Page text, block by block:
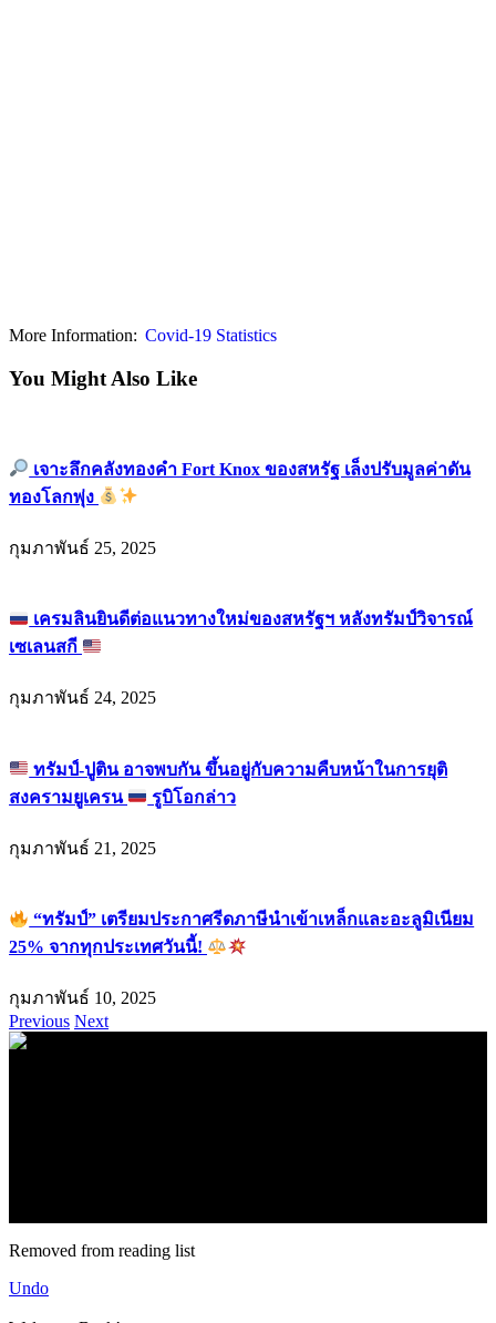
More Information: Covid-19 Statistics
You Might Also Like
เจาะลึกคลังทองคำ Fort Knox ของสหรัฐ เล็งปรับมูลค่าดัน
ทองโลกพุ่ง
กุมภาพันธ์ 25, 2025
เครมลินยินดีต่อแนวทางใหม่ของสหรัฐฯ หลังทรัมป์วิจารณ์
เซเลนสกี
กุมภาพันธ์ 24, 2025
ทรัมป์-ปูติน อาจพบกัน ขึ้นอยู่กับความคืบหน้าในการยุติ
สงครามยูเครน
รูบิโอกล่าว
กุมภาพันธ์ 21, 2025
“ทรัมป์” เตรียมประกาศรีดภาษีนำเข้าเหล็กและอะลูมิเนียม
25% จากทุกประเทศวันนี้!
กุมภาพันธ์ 10, 2025
Previous Next
Removed from reading list
Undo